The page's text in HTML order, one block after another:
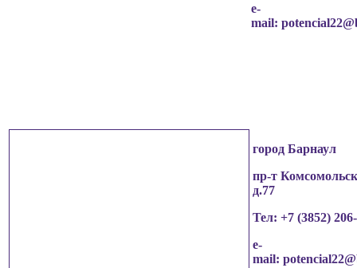
e-
mail:
город Барнаул
пр-т
д.77
Тел: +7 (3852)
e-
mail: